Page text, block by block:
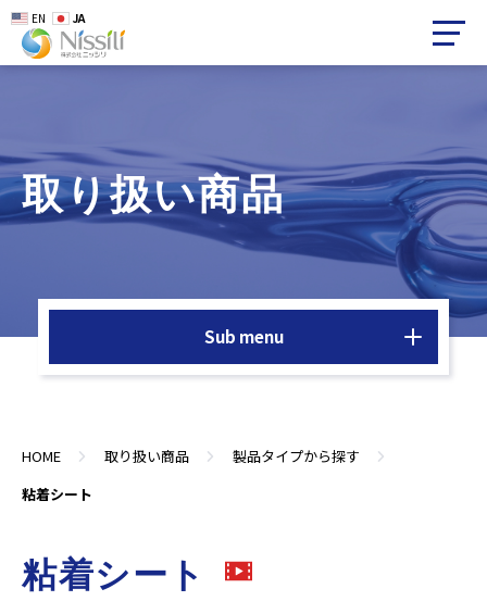
取り扱い商品
Sub menu
HOME 取り扱い商品
製品タイプから探す
粘着シート
粘着シート
EN JA